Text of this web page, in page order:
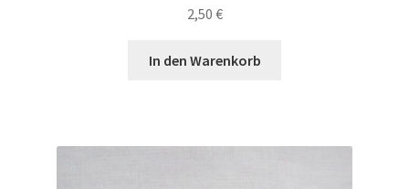
2,50 €
In den Warenkorb